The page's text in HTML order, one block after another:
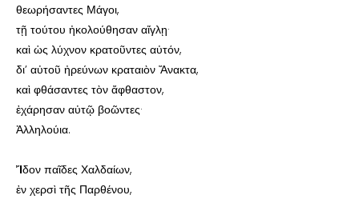
θεωρήσαντες Μάγοι,
τῇ τούτου ἠκολούθησαν αἴγλῃ·
καὶ ὡς λύχνον κρατοῦντες αὐτόν,
δι’ αὐτοῦ ἠρεύνων κραταιὸν Ἄνακτα,
καὶ φθάσαντες τὸν ἄφθαστον,
ἐχάρησαν αὐτῷ βοῶντες·
Ἀλληλούια.
Ἴδον παῖδες Χαλδαίων,
ἐν χερσὶ τῆς Παρθένου,